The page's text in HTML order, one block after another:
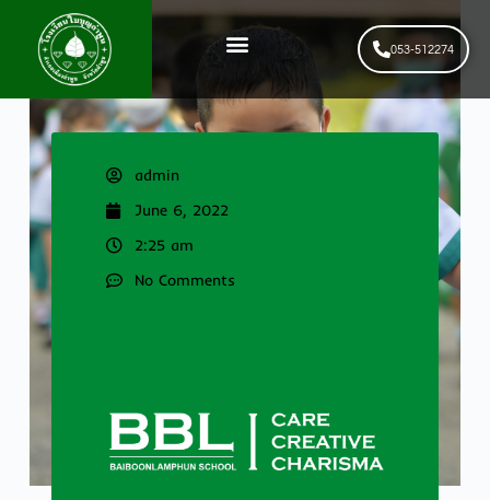
053-512274
admin
June 6, 2022
2:25 am
No Comments